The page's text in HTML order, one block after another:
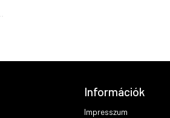
Információk
Impresszum